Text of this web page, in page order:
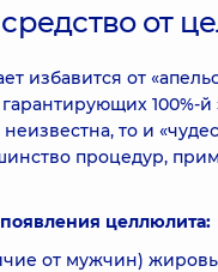
от
избавится от
то и
процедур,
целлюлита:
от мужчин)